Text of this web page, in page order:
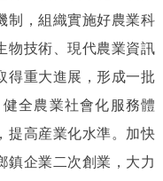
制，組織實施好農業科
物技術、現代農業資訊
得重大進展，形成一批
全農業社會化服務體
提高産業化水準。加快
鎮企業二次創業，大力